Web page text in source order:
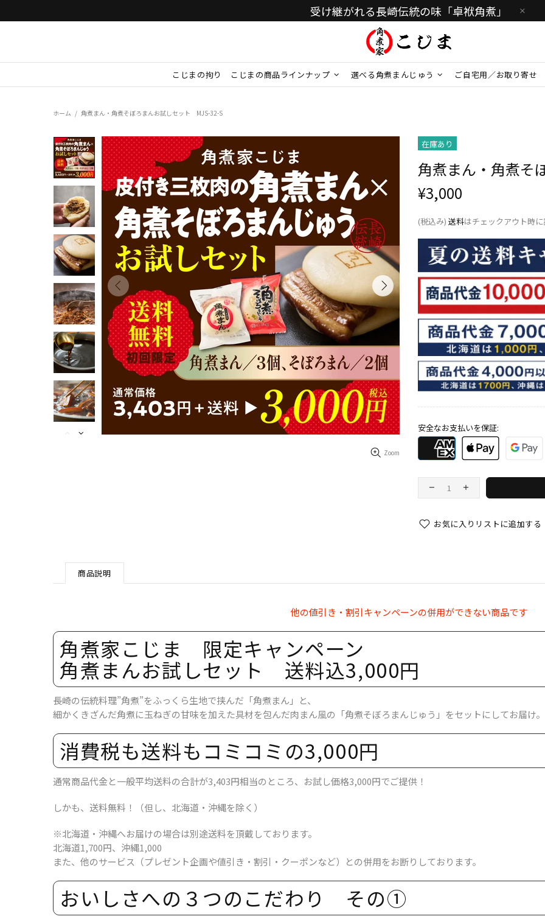
受け継がれる長崎伝統の味「卓袱角煮」
こじまの拘り こじまの商品ラインナップ 選べる角煮まんじゅう ご自宅用／お取り寄せ
ホーム 角煮まん・角煮そぼろまんお試しセット MJS-32-S
Zoom
在庫あり
角煮まん・角煮​そ
¥3,000
(税込み) 送料はチェックアウト時に
安全なお支払いを保証:
お気に入りリストに追加する
商品説明
他の値引き・割引キャンペーンの併用ができない商品です
角煮家こじま 限定キャンペーン
角煮まん​お試しセット 送料込3,000円
長崎の伝統料理”角煮”をふっくら生地で挟んだ「角煮まん」と、
細かくきざんだ角煮に玉ねぎの甘味を加えた具材を包んだ肉まん風の「角煮そぼろまんじゅう」をセットにしてお届け。
消費税も​送料も​コミコミの​3,000円
通常商品代金と一般平均送料の合計が3,403円相当のところ、お試し価格3,000円でご提供！
しかも、送料無料！（但し、北海道・沖縄を除く）
※北海道・沖縄へお届けの場合は別途送料を頂戴しております。
北海道1,700円、沖縄1,000
また、他のサービス（プレゼント企画や値引き・割引・クーポンなど）との併用をお断りしております。
おいしさへの​３つの​こだわり ​その​①